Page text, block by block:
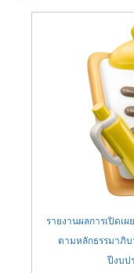
รายงานผลการเปิดเ
ตามหลักธรรมาภิ
ปีงบป